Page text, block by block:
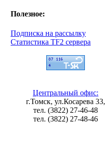
Полезное:
Подписка на рассылку
Статистика TF2 сервера
Центральный офис:
г.Томск, ул.Косарева 33,
тел. (3822) 27-46-48
тел. (3822) 27-48-46